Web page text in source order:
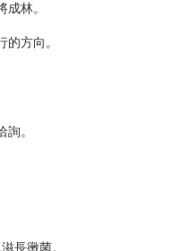
林。
方向。
。
長黴菌。